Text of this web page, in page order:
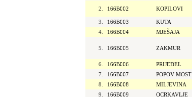
2. 166B002 KOPILOVI
3.
166B003 KUTA
4.
166B004 MJEŠAJA
5. 166B005 ZAKMUR
6.
166B006 PRIJEĐEL
7.
166B007 POPOV MOST
8.
166B008 MILJEVINA
9.
166B009 OCRKAVLJE